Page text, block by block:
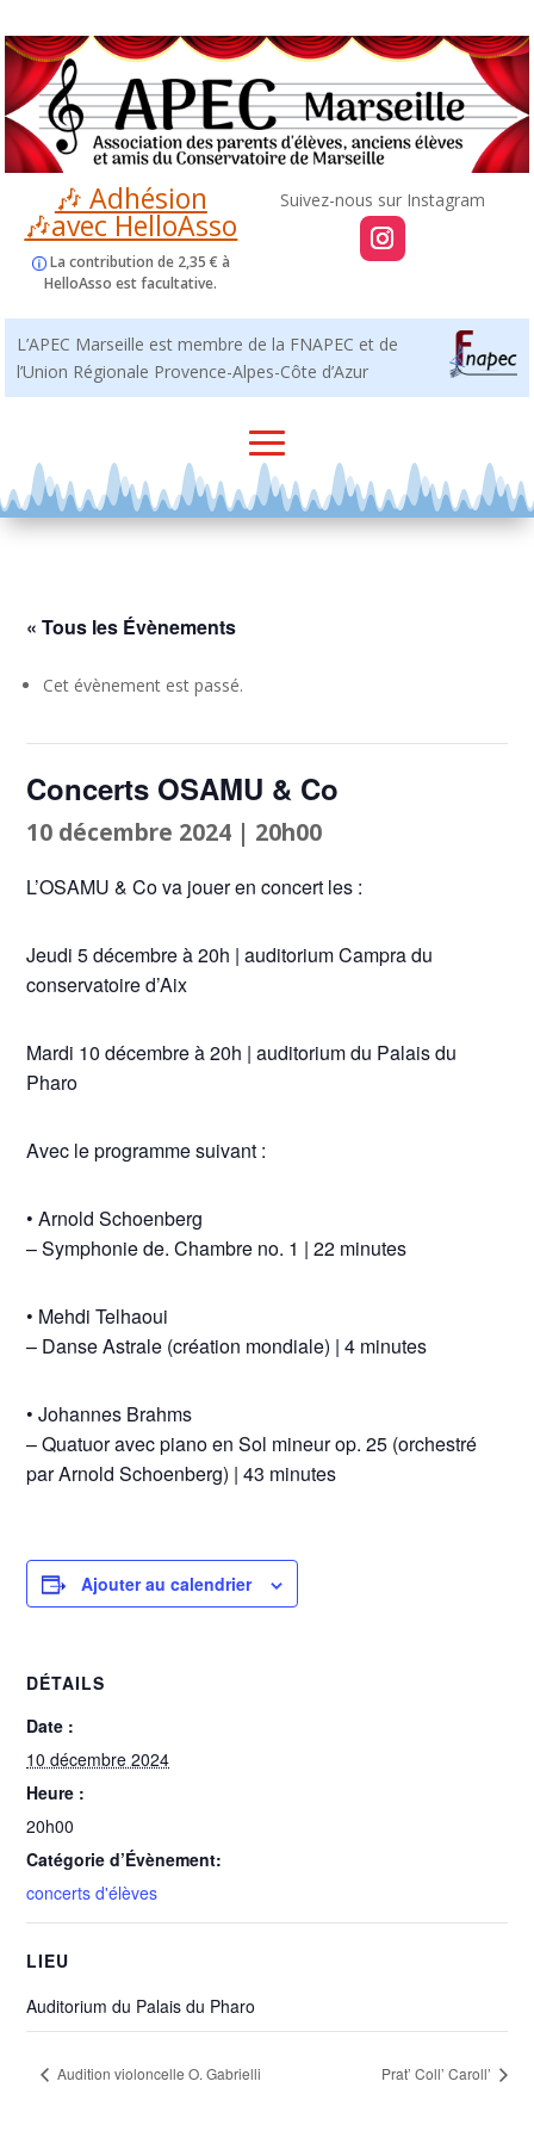
🎶 Adhésion
🎶avec HelloAsso
La contribution de 2,35 € à
HelloAsso est facultative.
L’APEC Marseille est membre de la FNAPEC et de
l’Union Régionale Provence-Alpes-Côte d’Azur
« Tous les Évènements
Cet évènement est passé.
Concerts OSAMU & Co
10 décembre 2024 | 20h00
L’OSAMU & Co va jouer en concert les :
Jeudi 5 décembre à 20h | auditorium Campra du
conservatoire d’Aix
Mardi 10 décembre à 20h | auditorium du Palais du
Pharo
Avec le programme suivant :
• Arnold Schoenberg
– Symphonie de. Chambre no. 1 | 22 minutes
• Mehdi Telhaoui
– Danse Astrale (création mondiale) | 4 minutes
• Johannes Brahms
– Quatuor avec piano en Sol mineur op. 25 (orchestré
par Arnold Schoenberg) | 43 minutes
Ajouter au calendrier
DÉTAILS
Date :
10 décembre 2024
Heure :
20h00
Catégorie d’Évènement:
concerts d'élèves
LIEU
Auditorium du Palais du Pharo
Audition violoncelle O. Gabrielli Prat’ Coll’ Caroll’